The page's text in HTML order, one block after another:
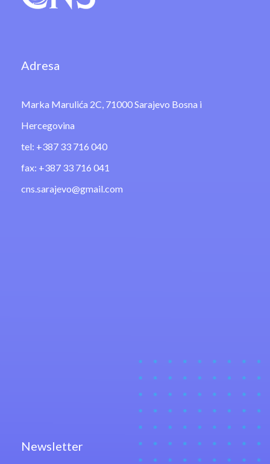
Adresa
Marka Marulića 2C, 71000 Sarajevo Bosna i
Hercegovina
tel: +387 33 716 040
fax: +387 33 716 041
cns.sarajevo@gmail.com
Newsletter